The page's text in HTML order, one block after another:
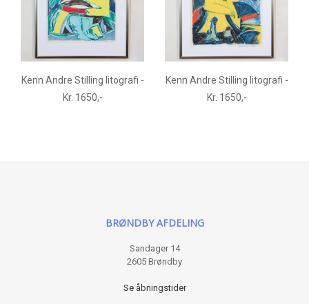
Kenn Andre Stilling litografi -
Kr. 1650,-
Kenn Andre Stilling litografi -
Kr. 1650,-
BRØNDBY AFDELING
Sandager 14
2605 Brøndby
Se åbningstider